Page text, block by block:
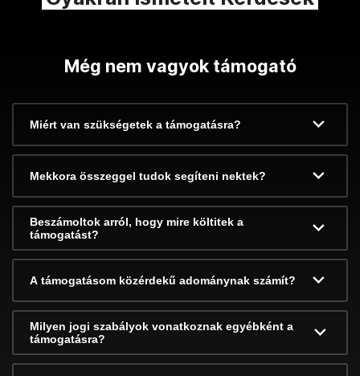
Még nem vagyok támogató
Miért van szükségetek a támogatásra?
Mekkora összeggel tudok segíteni nektek?
Beszámoltok arról, hogy mire költitek a
támogatást?
A támogatásom közérdekű adománynak számít?
Milyen jogi szabályok vonatkoznak egyébként a
támogatásra?